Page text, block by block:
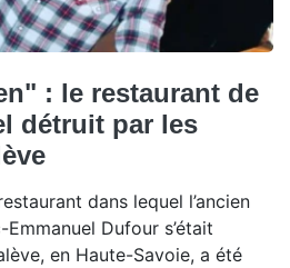
: le restaurant de
détruit par les
dans lequel l’ancien
Dufour s’était
en Haute-Savoie, a été